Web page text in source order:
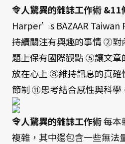
令人驚異的雜誌工作術
Harper’s BAZAAR Taiwan
持續關注有興趣的事情 ②
題上保有國際觀點 ⑤讓文
放在心上 ⑧維持訊息的真
節制 ⑪思考結合感性與科學
令人驚異的雜誌工作術每本
複雜，其中還包含一些無